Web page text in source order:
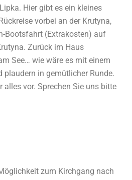
Hier gibt es ein kleines
vorbei an der Krutyna,
Bootsfahrt (Extrakosten) auf
Zurück im Haus
See… wie wäre es mit einem
plaudern in gemütlicher Runde.
alles vor. Sprechen Sie uns bitte
zum Kirchgang nach